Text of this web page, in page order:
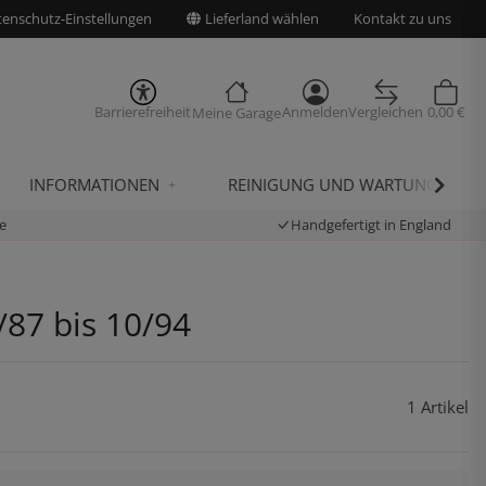
Einstellungen Lieferland wählen Kontakt zu uns
BarrierefreiheitMeine GarageAnmeldenVergleichen 0,00 €
INFORMATIONEN REINIGUNG UND WARTUNG
Handgefertigt in England
87 bis 10/94
1 Artikel